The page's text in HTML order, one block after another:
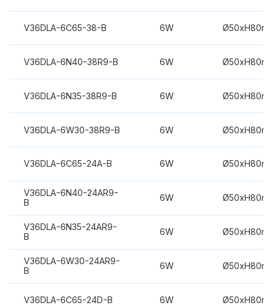
V36DLA-6C65-38-B 6W
V36DLA-6N40-38R9-B 6W
V36DLA-6N35-38R9-B 6W
V36DLA-6W30-38R9-B 6W
V36DLA-6C65-24A-B 6W
V36DLA-6N40-24AR9-
B
6W
V36DLA-6N35-24AR9-
B
6W
V36DLA-6W30-24AR9-
B
6W
V36DLA-6C65-24D-B 6W